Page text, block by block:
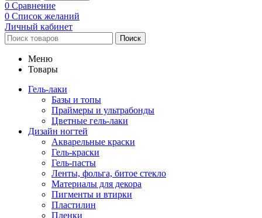
0 Сравнение
0 Список желаний
Личный кабинет
Поиск
Меню
Товары
Гель-лаки
Базы и топы
Праймеры и ультрабонды
Цветные гель-лаки
Дизайн ногтей
Акварельные краски
Гель-краски
Гель-пасты
Ленты, фольга, битое стекло
Материалы для декора
Пигменты и втирки
Пластилин
Пленки